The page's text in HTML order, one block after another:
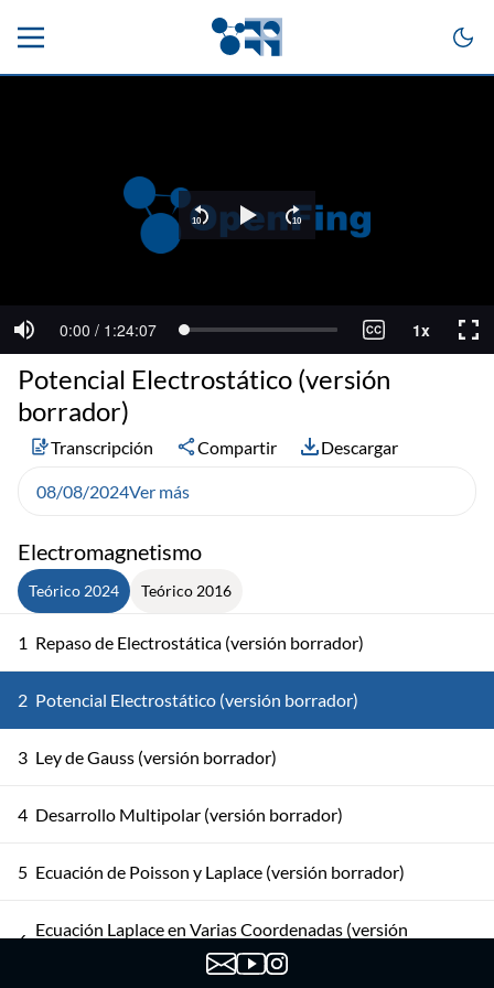
Electromagnetismo
Teórico 2024 Teórico 2016
1 Repaso de Electrostática (versión borrador)
2 Potencial Electrostático (versión borrador)
3 Ley de Gauss (versión borrador)
4 Desarrollo Multipolar (versión borrador)
5 Ecuación de Poisson y Laplace (versión borrador)
6 Ecuación Laplace en Varias Coordenadas (versión
Potencial Electrostático (versión
borrador)
Transcripción Compartir Descargar
08/08/2024Ver más